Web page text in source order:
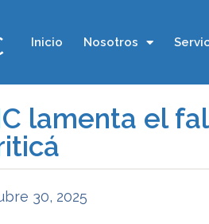
Inicio Nosotros
lamenta el
30, 2025